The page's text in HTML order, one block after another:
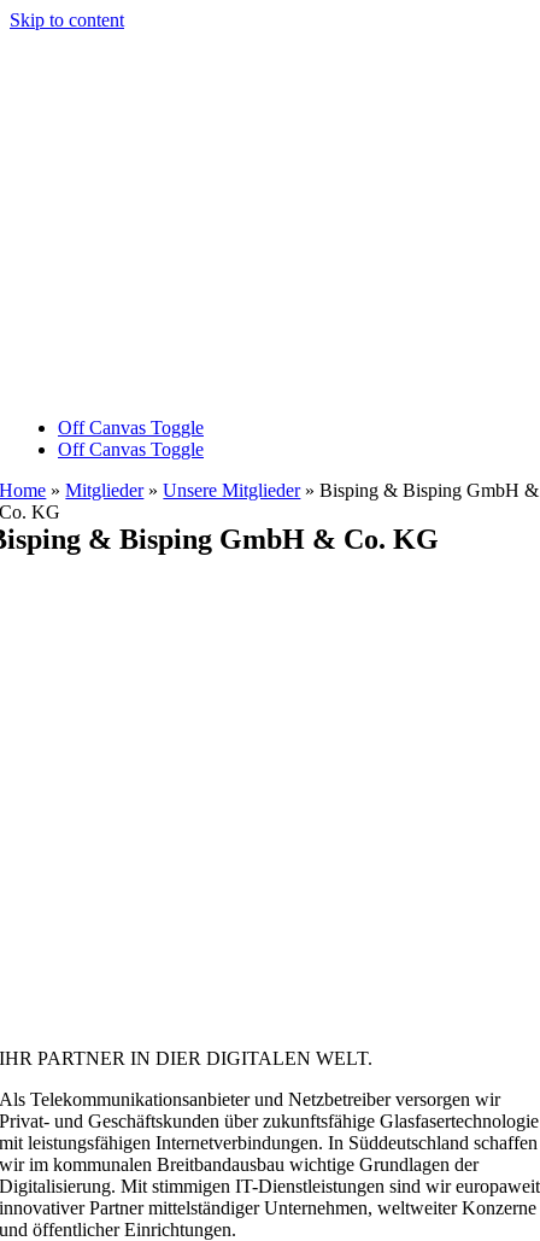
Skip to content
Off Canvas Toggle
Off Canvas Toggle
Home »Mitglieder»Unsere Mitglieder»Bisping & Bisping GmbH &
Co. KG
& Bisping GmbH & Co. KG
IHR PARTNER IN DIER DIGITALEN WELT.
Als Telekommunikationsanbieter und Netzbetreiber versorgen wir
Privat- und Geschäftskunden über zukunftsfähige Glasfasertechnologie
mit leistungsfähigen Internetverbindungen. In Süddeutschland schaffen
wir im kommunalen Breitbandausbau wichtige Grundlagen der
Digitalisierung. Mit stimmigen IT-Dienstleistungen sind wir europaweit
innovativer Partner mittelständiger Unternehmen, weltweiter Konzerne
und öffentlicher Einrichtungen.